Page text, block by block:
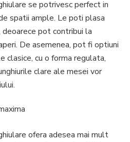
se potrivesc perfect in
spatii ample. Le poti plasa
deoarece pot contribui la
De asemenea, pot fi optiuni
clasice, cu o forma regulata,
clare ale mesei vor
ofera adesea mai mult